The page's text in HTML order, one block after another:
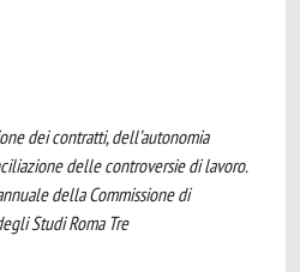
dei contratti, dell’autonomia
delle controversie di lavoro.
della Commissione di
Studi Roma Tre